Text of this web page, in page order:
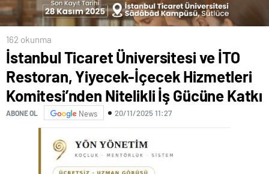
162 okunma
İstanbul Ticaret Üniversitesi ve İTO
Restoran, Yiyecek-İçecek Hizmetleri
Komitesi’nden Nitelikli İş Gücüne Katkı
ABONE OL News 20/11/2025 11:27